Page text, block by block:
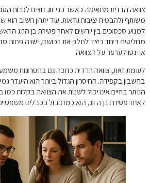
צוואה הדדית מתאימה כאשר בני זוג רוצים לכרות
משותף ולהבטיח יציבות וודאות. עוד יתרון חשוב הוא
למנוע סכסוכים בין יורשים לאחר פטירת בן הזוג
מחליטים ביחד כיצד לחלק את רכושם, ישנה פחות
או ינסו לערער על הצוואה.
לעומת זאת, צוואה הדדית כרוכה גם בחסרונות
בחשבון בקפידה. החיסרון הגדול ביותר הוא היעדר
הנותר בחיים אינו יכול לשנות את הצוואה בקלות כמו
לאחר פטירת בן הזוג, הוא כמו כבול בכבלים